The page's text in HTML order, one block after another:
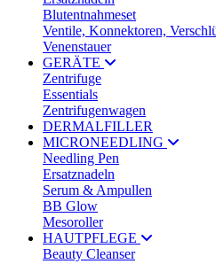
Blutentnahmeset
Ventile, Konnektoren,
Venenstauer
GERÄTE
Zentrifuge
Essentials
Zentrifugenwagen
DERMALFILLER
MICRONEEDLING
Needling Pen
Ersatznadeln
Serum & Ampullen
BB Glow
Mesoroller
HAUTPFLEGE
Beauty Cleanser